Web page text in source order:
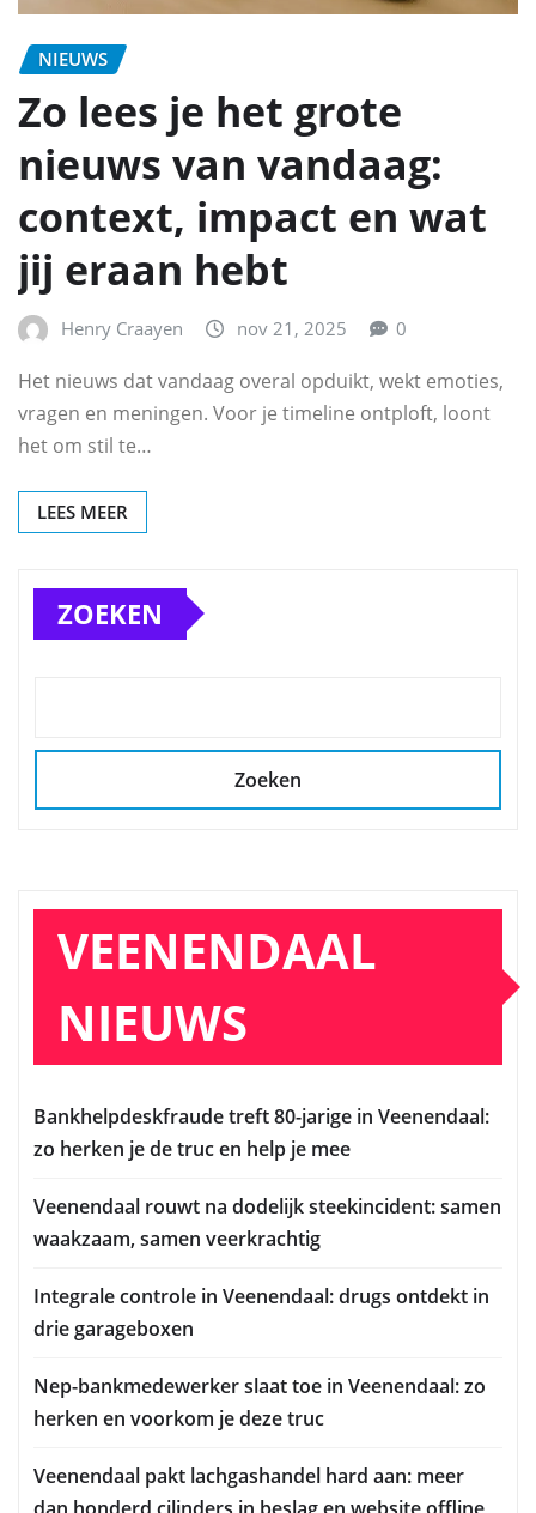
NIEUWS
Zo lees je het grote
nieuws van vandaag:
context, impact en wat
jij eraan hebt
Henry Craayen nov 21, 2025 0
Het nieuws dat vandaag overal opduikt, wekt emoties,
vragen en meningen. Voor je timeline ontploft, loont
het om stil te…
LEES MEER
ZOEKEN
Zoeken
VEENENDAAL
NIEUWS
Bankhelpdeskfraude treft 80-jarige in Veenendaal:
zo herken je de truc en help je mee
Veenendaal rouwt na dodelijk steekincident: samen
waakzaam, samen veerkrachtig
Integrale controle in Veenendaal: drugs ontdekt in
drie garageboxen
Nep-bankmedewerker slaat toe in Veenendaal: zo
herken en voorkom je deze truc
Veenendaal pakt lachgashandel hard aan: meer